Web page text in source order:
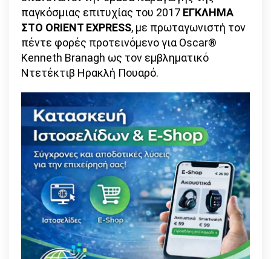
παγκόσμιας επιτυχίας του 2017 ΕΓΚΛΗΜΑ
ΣΤΟ ORIENT EXPRESS, με πρωταγωνιστή τον
πέντε φορές προτεινόμενο για Oscar®
Kenneth Branagh ως τον εμβληματικό
Ντετέκτιβ Ηρακλή Πουαρό.